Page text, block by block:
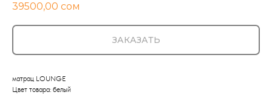
39500,00 сом
ЗАКАЗАТЬ
матрац LOUNGE
Цвет товара: белый